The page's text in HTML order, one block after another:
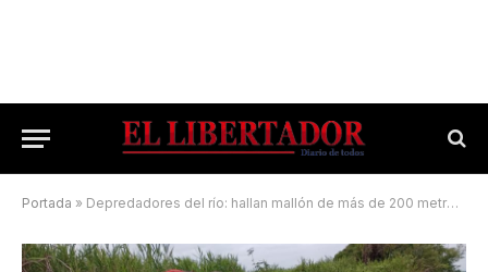
Portada » Depredadores del río: hallan mallón de más de 200 metros en el Paraná